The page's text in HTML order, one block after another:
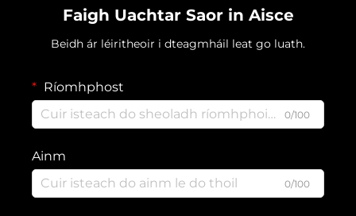
Faigh Uachtar Saor in Aisce
Beidh ár léiritheoir i dteagmháil leat go luath.
Ríomhphost
0/100
Ainm
0/100